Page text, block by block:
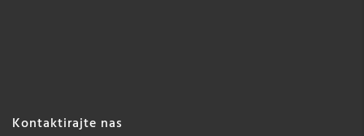
Kontaktirajte nas